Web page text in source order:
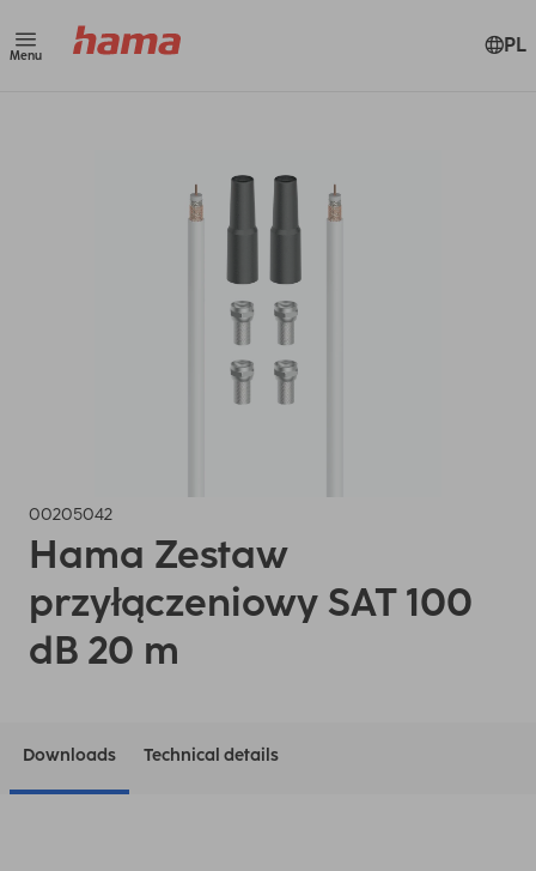
Menu PL
00205042
Hama Zestaw
przyłączeniowy SAT 100
dB 20 m
Downloads Technical details